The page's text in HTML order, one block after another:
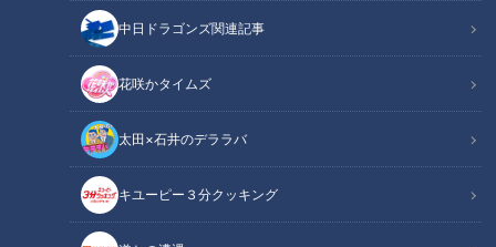
中日ドラゴンズ関連記事
花咲かタイムズ
太田×石井のデララバ
キユーピー３分クッキング